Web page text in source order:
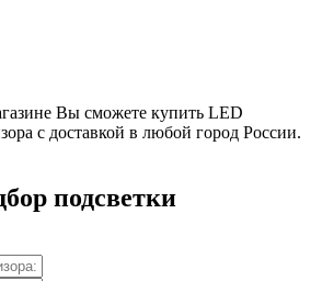
Вы сможете купить LED
с доставкой в любой город России.
подсветки